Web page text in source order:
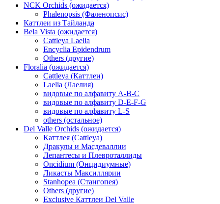
NCK Orchids (ожидается)
Phalenopsis (Фаленопсис)
Каттлеи из Тайланда
Bela Vista (ожидается)
Cattleya Laelia
Encyclia Epidendrum
Others (другие)
Floralia (ожидается)
Cattleya (Каттлеи)
Laelia (Лаелия)
видовые по алфавиту A-B-C
видовые по алфавиту D-E-F-G
видовые по алфавиту L-S
others (остальное)
Del Valle Orchids (ожидается)
Каттлея (Cattleya)
Дракулы и Масдеваллии
Лепантесы и Плевроталлиды
Oncidium (Онцидиумные)
Ликасты Максиллярии
Stanhopea (Стангопея)
Others (другие)
Exclusive Каттлеи Del Valle